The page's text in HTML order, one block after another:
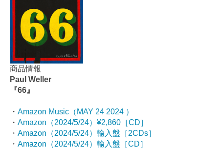
商品情報
Paul Weller
『66』
・ Amazon Music（MAY 24 2024 ）
・ Amazon（2024/5/24）¥2,860［CD］
・ Amazon（2024/5/24）輸入盤［2CDs］
・ Amazon（2024/5/24）輸入盤［CD］